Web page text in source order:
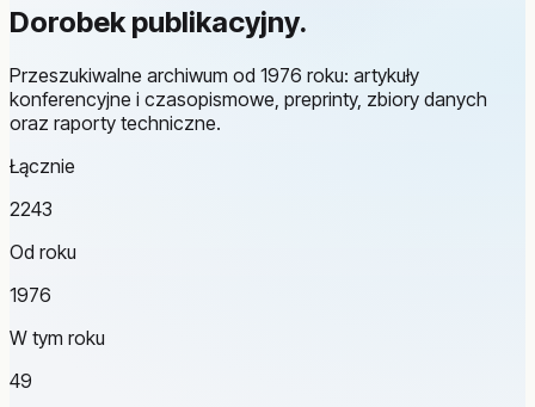
Dorobek publikacyjny.
Przeszukiwalne archiwum od 1976 roku: artykuły
konferencyjne i czasopismowe, preprinty, zbiory danych
oraz raporty techniczne.
Łącznie
2243
Od roku
1976
W tym roku
49